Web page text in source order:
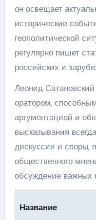
он освещает
исторические
геополитической
регулярно пишет
российских и
Леонид
оратором,
аргументацией и
высказывания
дискуссии и споры,
общественного
обсуждение важных
Название